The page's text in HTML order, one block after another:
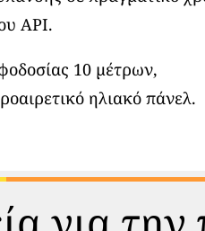
API.
10 μέτρων,
ηλιακό πάνελ.